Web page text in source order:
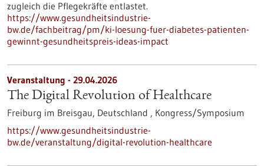
zugleich die Pflegekräfte entlastet.
https://www.gesundheitsindustrie-
bw.de/fachbeitrag/pm/ki-loesung-fuer-diabetes-patienten-
gewinnt-gesundheitspreis-ideas-impact
Veranstaltung - 29.04.2026
The Digital Revolution of Healthcare
Freiburg im Breisgau, Deutschland , Kongress/Symposium
https://www.gesundheitsindustrie-
bw.de/veranstaltung/digital-revolution-healthcare